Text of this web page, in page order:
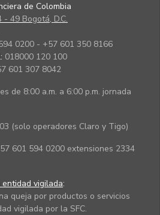
de Colombia
- 49 Bogotá, D.C.
0200 - +57 601 350 8166
018000 120 100
601 307 8042
de 8:00 a.m. a 6:00 p.m. jornada
(solo operadores Claro y Tigo)
601 594 0200 extensiones 2334
vigilada:
queja por productos o servicios
vigilada por la SFC.